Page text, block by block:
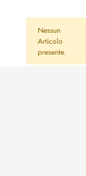
Nessun
Articolo
presente.